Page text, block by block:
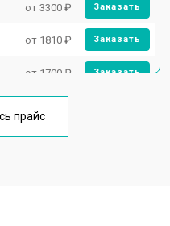
от 3300 ₽ Заказать
от 1810 ₽ Заказать
от 1700 ₽ Заказать
от 1700 ₽
прайс